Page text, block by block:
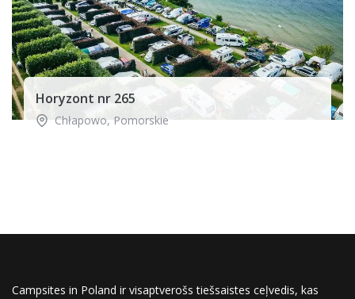
Horyzont nr 265
Chłapowo,Pomorskie
Campsites in Poland ir visaptverošs tiešsaistes ceļvedis, kas